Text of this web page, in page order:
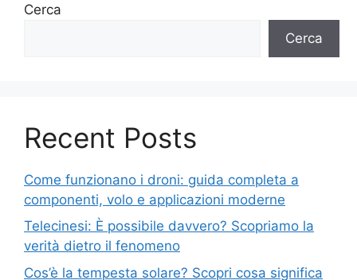
Cerca
Cerca
Recent Posts
Come funzionano i droni: guida completa a
componenti, volo e applicazioni moderne
Telecinesi: È possibile davvero? Scopriamo la
verità dietro il fenomeno
Cos’è la tempesta solare? Scopri cosa significa